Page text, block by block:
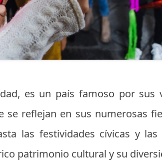
es un país famoso por sus
se reflejan en sus numerosas
las festividades cívicas y
patrimonio cultural y su